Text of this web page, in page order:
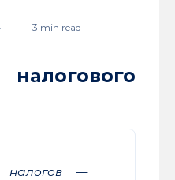
3 min read
налогов —